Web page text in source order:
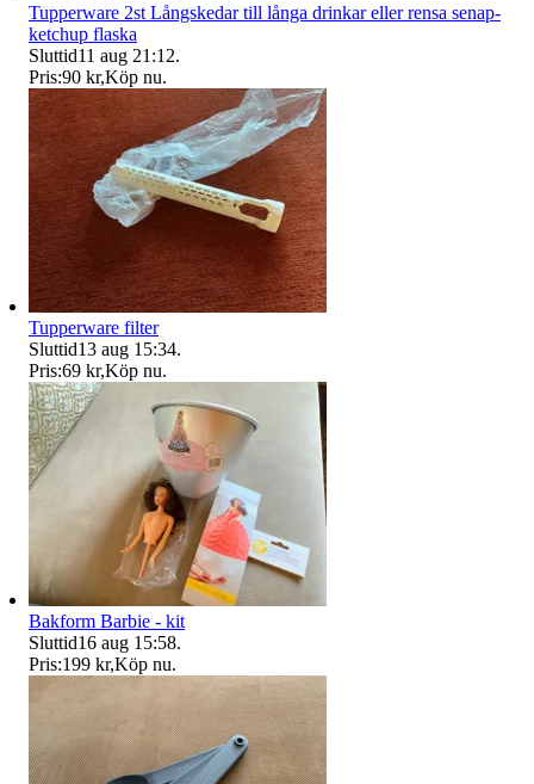
Tupperware 2st Långskedar till långa drinkar eller rensa senap-
ketchup flaska
Sluttid11 aug 21:12.
Pris:90 kr,Köp nu.
Tupperware filter
Sluttid13 aug 15:34.
Pris:69 kr,Köp nu.
Bakform Barbie - kit
Sluttid16 aug 15:58.
Pris:199 kr,Köp nu.